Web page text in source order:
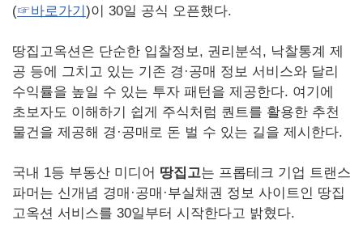
(☞바로가기)이 30일 공식 오픈했다.
땅집고옥션은 단순한 입찰정보, 권리분석, 낙찰통계 제
공 등에 그치고 있는 기존 경·공매 정보 서비스와 달리
수익률을 높일 수 있는 투자 패턴을 제공한다. 여기에
초보자도 이해하기 쉽게 주식처럼 퀀트를 활용한 추천
물건을 제공해 경·공매로 돈 벌 수 있는 길을 제시한다.
국내 1등 부동산 미디어 땅집고는 프롭테크 기업 트랜스
파머는 신개념 경매·공매·부실채권 정보 사이트인 땅집
고옥션 서비스를 30일부터 시작한다고 밝혔다.